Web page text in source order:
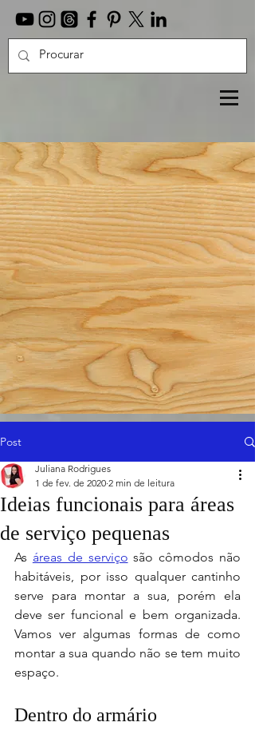
Post
Ideias funcionais para áreas
de serviço pequenas
Juliana Rodrigues
1 de fev. de 2020 2 min de leitura
As áreas de serviço são cômodos não
habitáveis, por isso qualquer cantinho
serve para montar a sua, porém ela
deve ser funcional e bem organizada.
Vamos ver algumas formas de como
montar a sua quando não se tem muito
espaço.
Dentro do armário